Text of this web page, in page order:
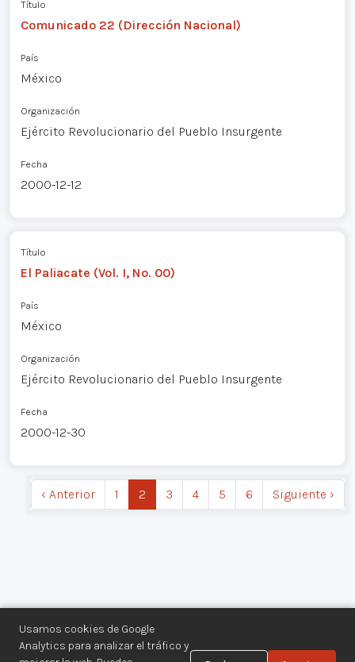
Usamos cookies de Google
Analytics para analizar el tráfico y
Título
Comunicado 22 (Dirección Nacional)
País
México
Organización
Ejército Revolucionario del Pueblo Insurgente
Fecha
2000-12-12
Título
El Paliacate (Vol. I, No. 00)
País
México
Organización
Ejército Revolucionario del Pueblo Insurgente
Fecha
2000-12-30
‹ Anterior 1 2 3 4 5 6 Siguiente ›